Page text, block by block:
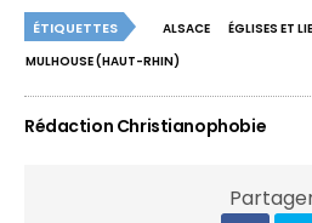
ÉTIQUETTES ALSACE
ÉGLISES ET
MULHOUSE (HAUT-RHIN)
Rédaction Christianophobie